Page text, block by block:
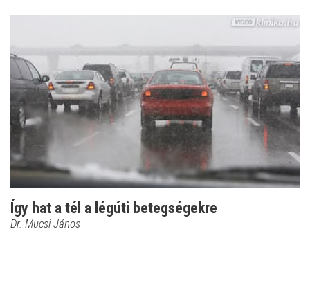
Így hat a tél a légúti betegségekre
Dr. Mucsi János